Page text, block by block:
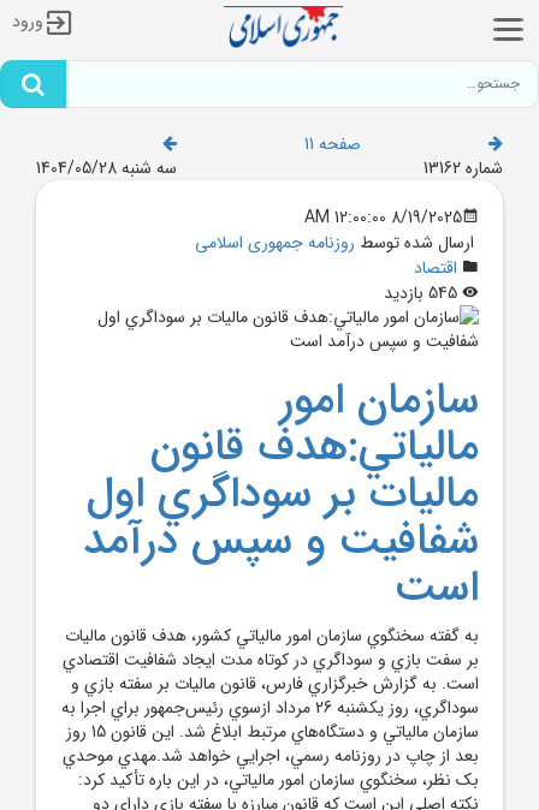
ورود
صفحه 11
شماره 13162
سه شنبه 1404/05/28
8/19/2025 12:00:00 AM
ارسال شده توسط روزنامه جمهوری اسلامی
اقتصاد
سازمان امور
مالياتي:هدف قانون
ماليات بر سوداگري اول
شفافيت و سپس درآمد
است
به گفته سخنگوي سازمان امور مالياتي کشور، هدف قانون ماليات
بر سفت بازي و سوداگري در کوتاه مدت ايجاد شفافيت اقتصادي
است. به گزارش خبرگزاري فارس، قانون ماليات بر سفته بازي و
سوداگري، روز يکشنبه 26 مرداد ازسوي رئيس‌جمهور براي اجرا به
سازمان مالياتي و دستگاه‌هاي مرتبط ابلاغ شد. اين قانون 15 روز
بعد از چاپ در روزنامه رسمي، اجرايي خواهد شد.مهدي موحدي
بک نظر، سخنگوي سازمان امور مالياتي، در اين باره تأکيد کرد:
نکته اصلي اين است که قانون مبارزه با سفته بازي داراي دو